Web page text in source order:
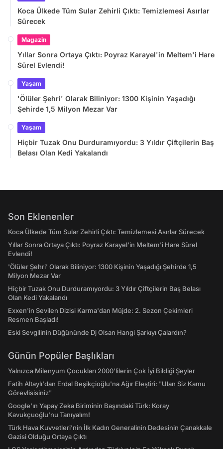
Koca Ülkede Tüm Sular Zehirli Çıktı: Temizlemesi Asırlar
Sürecek
Magazin
Yıllar Sonra Ortaya Çıktı: Poyraz Karayel'in Meltem'i Hare
Sürel Evlendi!
Yaşam
'Ölüler Şehri' Olarak Biliniyor: 1300 Kişinin Yaşadığı
Şehirde 1,5 Milyon Mezar Var
Yaşam
Hiçbir Tuzak Onu Durduramıyordu: 3 Yıldır Çiftçilerin Baş
Belası Olan Kedi Yakalandı
Son Eklenenler
Koca Ülkede Tüm Sular Zehirli Çıktı: Temizlemesi Asırlar Sürecek
Yıllar Sonra Ortaya Çıktı: Poyraz Karayel'in Meltem'i Hare Sürel
Evlendi!
'Ölüler Şehri' Olarak Biliniyor: 1300 Kişinin Yaşadığı Şehirde 1,5
Milyon Mezar Var
Hiçbir Tuzak Onu Durduramıyordu: 3 Yıldır Çiftçilerin Baş Belası
Olan Kedi Yakalandı
Exxen'in Sevilen Dizisi Karma'dan Müjde: 2. Sezon Çekimleri
Resmen Başladı!
Eski Sevgilinin Düğününde Dj Olsan Hangi Şarkıyı Çalardın?
Günün Popüler Başlıkları
Yalnızca Milenyum Çocukları 2000'lilerin Çok İyi Bildiği Şeyler
Fatih Altaylı'dan Erdal Beşikçioğlu'na Ağır Eleştiri: "Ulan Siz Kamu
Görevlisisiniz"
Google'ın Yapay Zeka Biriminin Başındaki Türk: Koray
Kavukçuoğlu'nu Tanıyalım!
Türk Hava Kuvvetleri'nin İlk Kadın Generalinin Dedesinin Çanakkale
Gazisi Olduğu Ortaya Çıktı